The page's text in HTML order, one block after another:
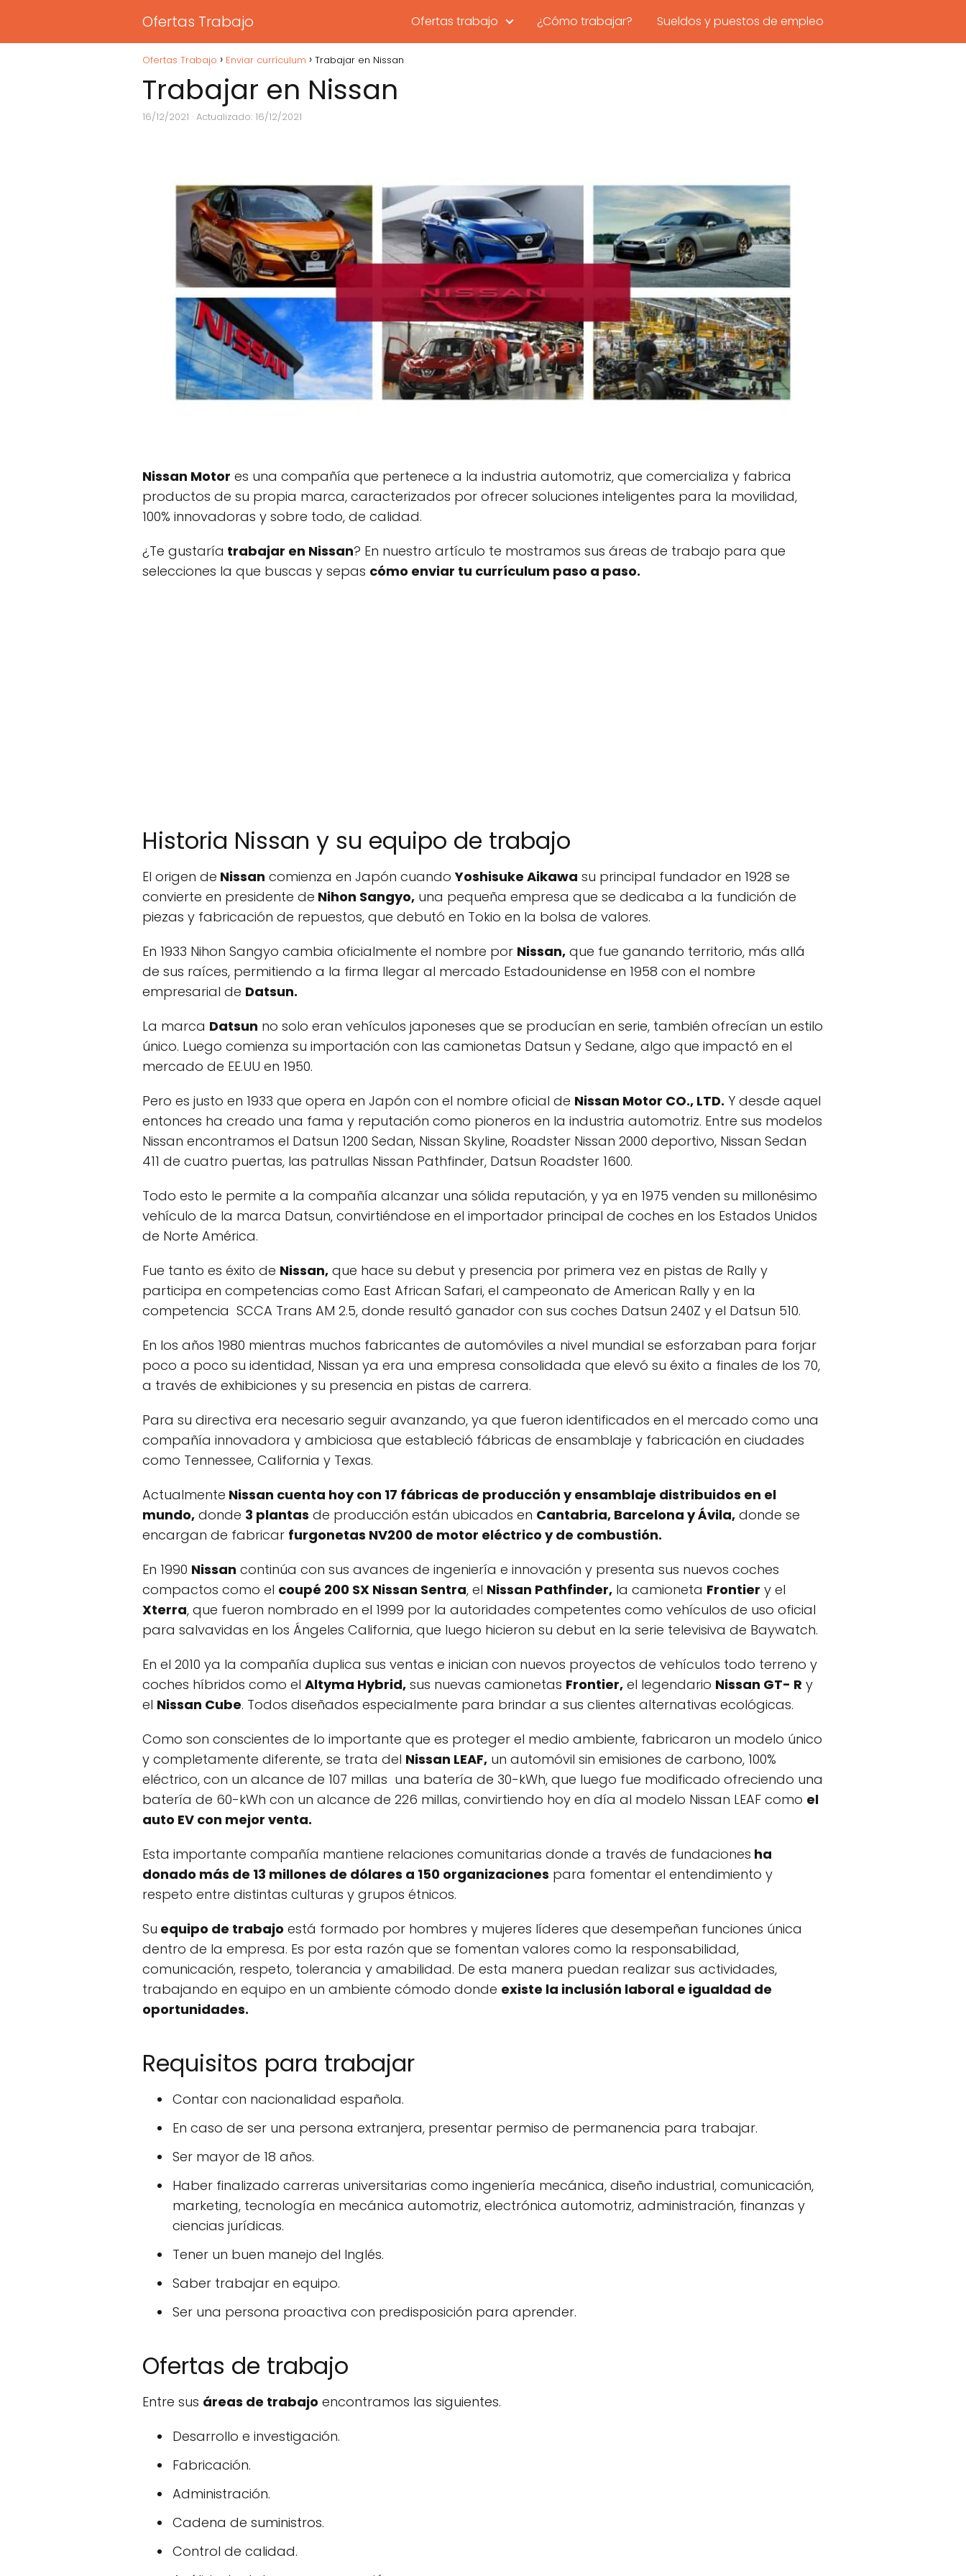
Ofertas Trabajo Ofertas trabajo ¿Cómo trabajar? Sueldos y puestos de empleo
Ofertas Trabajo Enviar currículum Trabajar en Nissan
Trabajar en Nissan
16/12/2021 · Actualizado: 16/12/2021
Nissan Motor es una compañía que pertenece a la industria automotriz, que comercializa y fabrica
productos de su propia marca, caracterizados por ofrecer soluciones inteligentes para la movilidad,
100% innovadoras y sobre todo, de calidad.
¿Te gustaría trabajar en Nissan? En nuestro artículo te mostramos sus áreas de trabajo para que
selecciones la que buscas y sepas cómo enviar tu currículum paso a paso.
Historia Nissan y su equipo de trabajo
El origen de Nissan comienza en Japón cuandoYoshisuke Aikawa su principal fundador en 1928 se
convierte en presidente de Nihon Sangyo, una pequeña empresa que se dedicaba a la fundición de
piezas y fabricación de repuestos, que debutó en Tokio en la bolsa de valores.
En 1933 Nihon Sangyo cambia oficialmente el nombre por Nissan, que fue ganando territorio, más allá
de sus raíces, permitiendo a la firma llegar al mercado Estadounidense en 1958 con el nombre
empresarial de Datsun.
La marca Datsun no solo eran vehículos japoneses que se producían en serie, también ofrecían un estilo
único. Luego comienza su importación con las camionetas Datsun y Sedane, algo que impactó en el
mercado de EE.UU en 1950.
Pero es justo en 1933 que opera en Japón con el nombre oficial de Nissan Motor CO., LTD. Y desde aquel
entonces ha creado una fama y reputación como pioneros en la industria automotriz. Entre sus modelos
Nissan encontramos el Datsun 1200 Sedan, Nissan Skyline, Roadster Nissan 2000 deportivo, Nissan Sedan
411 de cuatro puertas, las patrullas Nissan Pathfinder, Datsun Roadster 1600.
Todo esto le permite a la compañía alcanzar una sólida reputación, y ya en 1975 venden su millonésimo
vehículo de la marca Datsun, convirtiéndose en el importador principal de coches en los Estados Unidos
de Norte América.
Fue tanto es éxito de Nissan, que hace su debut y presencia por primera vez en pistas de Rally y
participa en competencias como East African Safari, el campeonato de American Rally y en la
competencia SCCA Trans AM 2.5, donde resultó ganador con sus coches Datsun 240Z y el Datsun 510.
En los años 1980 mientras muchos fabricantes de automóviles a nivel mundial se esforzaban para forjar
poco a poco su identidad, Nissan ya era una empresa consolidada que elevó su éxito a finales de los 70,
a través de exhibiciones y su presencia en pistas de carrera.
Para su directiva era necesario seguir avanzando, ya que fueron identificados en el mercado como una
compañía innovadora y ambiciosa que estableció fábricas de ensamblaje y fabricación en ciudades
como Tennessee, California y Texas.
Actualmente Nissan cuenta hoy con 17 fábricas de producción y ensamblaje distribuidos en el
mundo, donde 3 plantas de producción están ubicados en Cantabria, Barcelona y Ávila, donde se
encargan de fabricar furgonetas NV200 de motor eléctrico y de combustión.
En 1990 Nissan continúa con sus avances de ingeniería e innovación y presenta sus nuevos coches
compactos como el coupé 200 SX Nissan Sentra, el Nissan Pathfinder, la camioneta Frontier y el
Xterra, que fueron nombrado en el 1999 por la autoridades competentes como vehículos de uso oficial
para salvavidas en los Ángeles California, que luego hicieron su debut en la serie televisiva de Baywatch.
En el 2010 ya la compañía duplica sus ventas e inician con nuevos proyectos de vehículos todo terreno y
coches híbridos como el Altyma Hybrid, sus nuevas camionetas Frontier, el legendario Nissan GT- R y
el Nissan Cube. Todos diseñados especialmente para brindar a sus clientes alternativas ecológicas.
Como son conscientes de lo importante que es proteger el medio ambiente, fabricaron un modelo único
y completamente diferente, se trata del Nissan LEAF, un automóvil sin emisiones de carbono, 100%
eléctrico, con un alcance de 107 millas una batería de 30-kWh, que luego fue modificado ofreciendo una
batería de 60-kWh con un alcance de 226 millas, convirtiendo hoy en día al modelo Nissan LEAF como el
auto EV con mejor venta.
Esta importante compañía mantiene relaciones comunitarias donde a través de fundaciones ha
donado más de 13 millones de dólares a 150 organizaciones para fomentar el entendimiento y
respeto entre distintas culturas y grupos étnicos.
Su equipo de trabajo está formado por hombres y mujeres líderes que desempeñan funciones única
dentro de la empresa. Es por esta razón que se fomentan valores como la responsabilidad,
comunicación, respeto, tolerancia y amabilidad. De esta manera puedan realizar sus actividades,
trabajando en equipo en un ambiente cómodo donde existe la inclusión laboral e igualdad de
oportunidades.
Requisitos para trabajar
Contar con nacionalidad española.
En caso de ser una persona extranjera, presentar permiso de permanencia para trabajar.
Ser mayor de 18 años.
Haber finalizado carreras universitarias como ingeniería mecánica, diseño industrial, comunicación,
marketing, tecnología en mecánica automotriz, electrónica automotriz, administración, finanzas y
ciencias jurídicas.
Tener un buen manejo del Inglés.
Saber trabajar en equipo.
Ser una persona proactiva con predisposición para aprender.
Ofertas de trabajo
Entre sus áreas de trabajo encontramos las siguientes.
Desarrollo e investigación.
Fabricación.
Administración.
Cadena de suministros.
Control de calidad.